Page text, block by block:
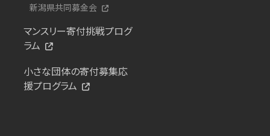
新潟県共同募金会
マンスリー寄付挑戦プログ
ラム
小さな団体の寄付募集応
援プログラム